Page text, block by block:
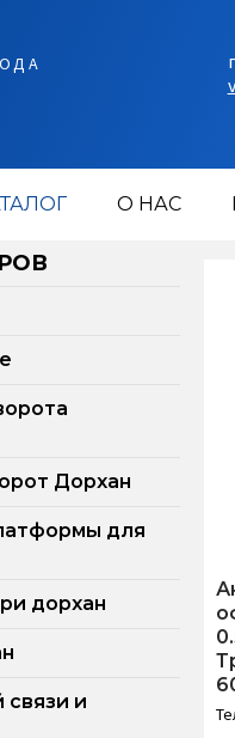
О НАС
Дорхан
для
дорхан
связи и